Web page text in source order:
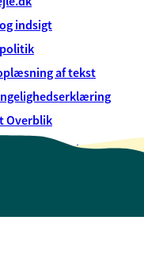
indsigt
af tekst
Overblik
Oversigt over